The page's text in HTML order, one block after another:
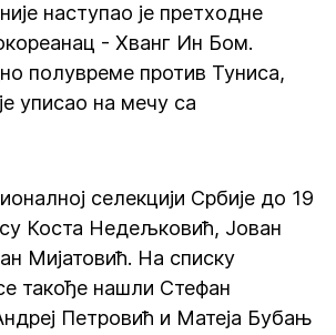
наступао је претходне
- Хванг Ин Бом.
полувреме против Туниса,
уписао на мечу са
селекцији Србије до 19
Коста Недељковић, Јован
Мијатовић. На списку
такође нашли Стефан
Петровић и Матеја Бубањ